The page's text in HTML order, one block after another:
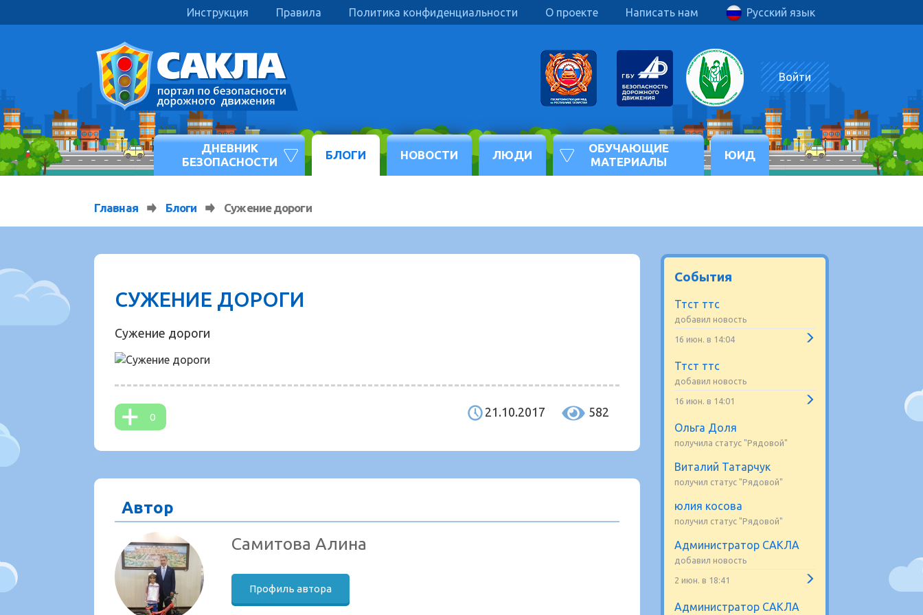
Русский язык
Инструкция Правила Политика конфиденциальности О проекте Написать нам
Войти
ДНЕВНИК
БЕЗОПАСНОСТИ
БЛОГИ НОВОСТИ ЛЮДИ
ОБУЧАЮЩИЕ
МАТЕРИАЛЫ
ЮИД
Главная Блоги Сужение дороги
СУЖЕНИЕ ДОРОГИ
Сужение дороги
0 21.10.2017 582
Автор
Самитова Алина
Профиль автора
События
Ттст ттс
добавил новость
16 июн. в 14:04
Ттст ттс
добавил новость
16 июн. в 14:01
Ольга Доля
получила статус "Рядовой"
Виталий Татарчук
получил статус "Рядовой"
юлия косова
получил статус "Рядовой"
Администратор САКЛА
добавил новость
2 июн. в 18:41
Администратор САКЛА